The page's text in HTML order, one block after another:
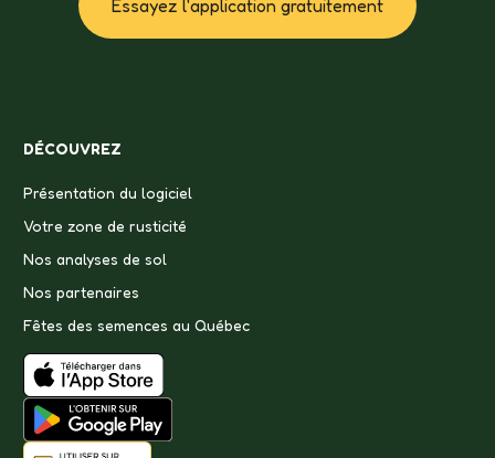
Essayez l'application gratuitement
DÉCOUVREZ
Présentation du logiciel
Votre zone de rusticité
Nos analyses de sol
Nos partenaires
Fêtes des semences au Québec